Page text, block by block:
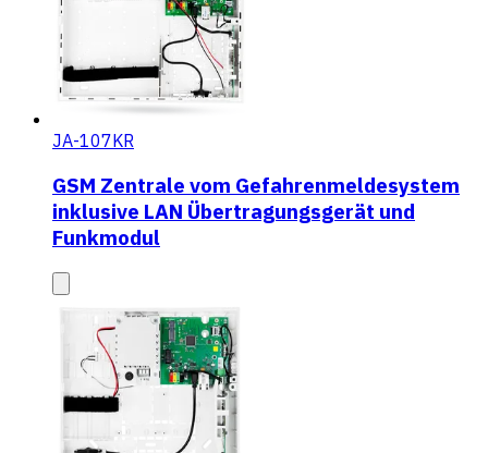
JA-107KR
GSM Zentrale vom Gefahrenmeldesystem
inklusive LAN Übertragungsgerät und
Funkmodul